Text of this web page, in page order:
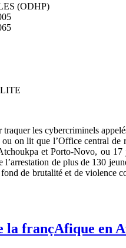
(ODHP)
traquer les cybercriminels
on lit que l’Office central de
et Porto-Novo, ou 17
de plus de 130
de brutalité et de violence
la françAfique en